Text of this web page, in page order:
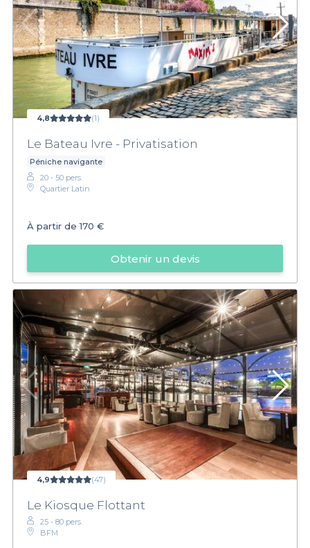
4,8 (1)
Le Bateau Ivre - Privatisation
Péniche navigante
20 - 50 pers.
Quartier Latin
À partir de170 €
Obtenir un devis
4,9 (47)
Le Kiosque Flottant
25 - 80 pers.
BFM